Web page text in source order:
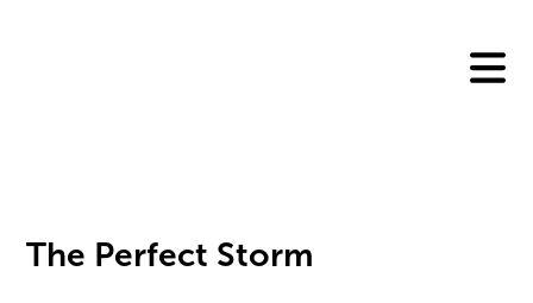
The Perfect Storm